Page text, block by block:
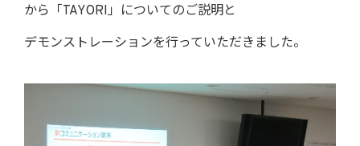
から「TAYORI」についてのご説明と
デモンストレーションを行っていただきました。